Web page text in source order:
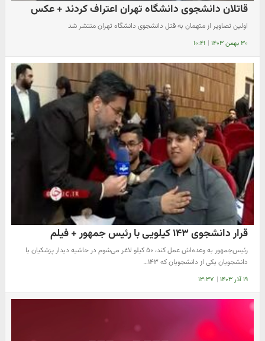
قاتلان دانشجوی دانشگاه تهران اعتراف کردند + عکس
اولین تصاویر از متهمان به قتل دانشجوی دانشگاه تهران منتشر شد
۳۰ بهمن ۱۴۰۳ | ۱۰:۴۱
قرار دانشجوی ۱۴۳ کیلویی با رئیس جمهور + فیلم
رئیس‌جمهور به وعده‌اش عمل کند، ۵۰ کیلو لاغر می‌شوم در حاشیه دیدار پزشکیان با
دانشجویان یکی از دانشجویان که ۱۴۳…
۱۹ آذر ۱۴۰۳ | ۱۳:۳۷